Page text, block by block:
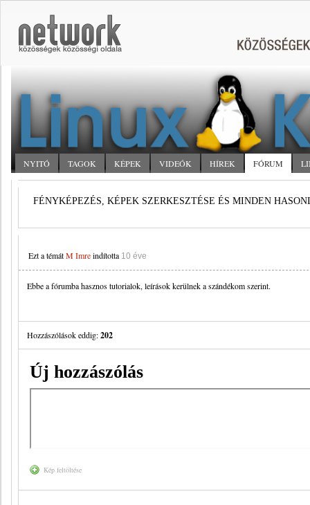
NYITÓ TAGOK KÉPEK VIDEÓK HÍREK FÓRUM
FÉNYKÉPEZÉS, KÉPEK SZERKESZTÉSE ÉS MINDEN
Ezt a témátM Imreindította 10 éve
Ebbe a fórumba hasznos tutorialok, leírások kerülnek a szándékom szerint.
Hozzászólások eddig:202
Új hozzászólás
Kép feltöltése